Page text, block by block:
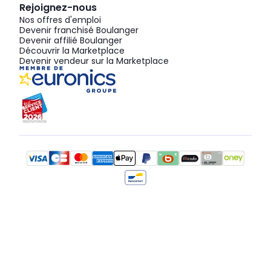
Rejoignez-nous
Nos offres d'emploi
Devenir franchisé Boulanger
Devenir affilié Boulanger
Découvrir la Marketplace
Devenir vendeur sur la Marketplace